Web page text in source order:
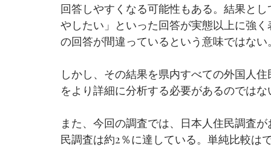
回答しやすくなる可能性もある。結果と
やしたい」といった回答が実態以上に強
の回答が間違っているという意味ではない
しかし、その結果を県内すべての外国人
をより詳細に分析する必要があるのでは
また、今回の調査では、日本人住民調査
民調査は約2％に達している。単純比較は